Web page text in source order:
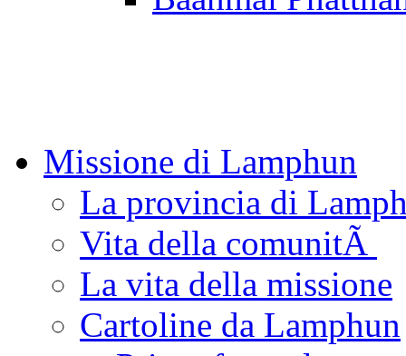
Missione di Lamphun
La provincia di
Vita della comunitÃ
La vita della missione
Cartoline da Lamphun